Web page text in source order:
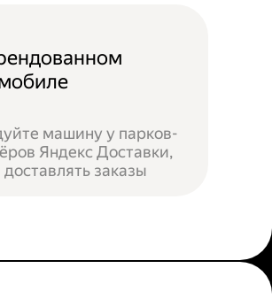
машину у парков-
Яндекс Доставки,
заказы